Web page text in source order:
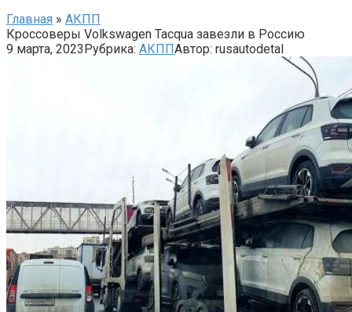
Главная » АКПП
Кроссоверы Volkswagen Tacqua завезли в Россию
9 марта, 2023Рубрика: АКППАвтор: rusautodetal